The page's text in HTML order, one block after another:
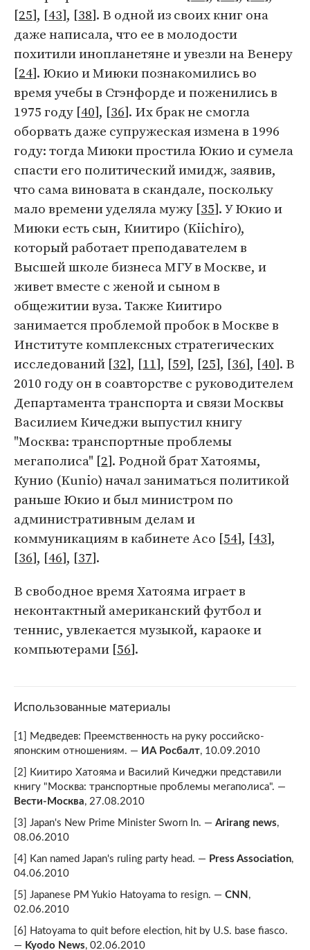
[25], [43], [38]. В одной из своих книг она
даже написала, что ее в молодости
похитили инопланетяне и увезли на Венеру
[24]. Юкио и Миюки познакомились во
время учебы в Стэнфорде и поженились в
1975 году [40], [36]. Их брак не смогла
оборвать даже супружеская измена в 1996
году: тогда Миюки простила Юкио и сумела
спасти его политический имидж, заявив,
что сама виновата в скандале, поскольку
мало времени уделяла мужу [35]. У Юкио и
Миюки есть сын, Киитиро (Kiichiro),
который работает преподавателем в
Высшей школе бизнеса МГУ в Москве, и
живет вместе с женой и сыном в
общежитии вуза. Также Киитиро
занимается проблемой пробок в Москве в
Институте комплексных стратегических
исследований [32], [11], [59], [25], [36], [40]. В
2010 году он в соавторстве с руководителем
Департамента транспорта и связи Москвы
Василием Кичеджи выпустил книгу
"Москва: транспортные проблемы
мегаполиса" [2]. Родной брат Хатоямы,
Кунио (Kunio) начал заниматься политикой
раньше Юкио и был министром по
административным делам и
коммуникациям в кабинете Асо [54], [43],
[36], [46], [37].
В свободное время Хатояма играет в
неконтактный американский футбол и
теннис, увлекается музыкой, караоке и
компьютерами [56].
Использованные материалы
[1] Медведев: Преемственность на руку российско-
японским отношениям. — ИА Росбалт, 10.09.2010
[2] Киитиро Хатояма и Василий Кичеджи представили
книгу "Москва: транспортные проблемы мегаполиса". —
Вести-Москва, 27.08.2010
[3] Japan's New Prime Minister Sworn In. — Arirang news,
08.06.2010
[4] Kan named Japan's ruling party head. — Press Association,
04.06.2010
[5] Japanese PM Yukio Hatoyama to resign. — CNN ,
02.06.2010
[6] Hatoyama to quit before election, hit by U.S. base fiasco.
— Kyodo News, 02.06.2010